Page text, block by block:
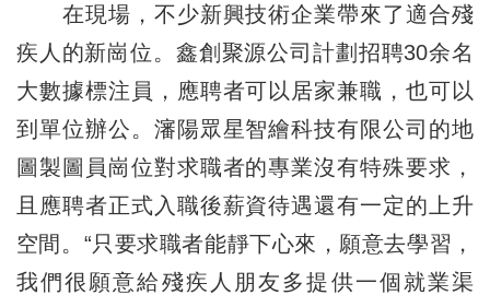
在現場，不少新興技術企業帶來了適合殘
疾人的新崗位。鑫創聚源公司計劃招聘30余名
大數據標注員，應聘者可以居家兼職，也可以
到單位辦公。瀋陽眾星智繪科技有限公司的地
圖製圖員崗位對求職者的專業沒有特殊要求，
且應聘者正式入職後薪資待遇還有一定的上升
空間。“只要求職者能靜下心來，願意去學習，
我們很願意給殘疾人朋友多提供一個就業渠